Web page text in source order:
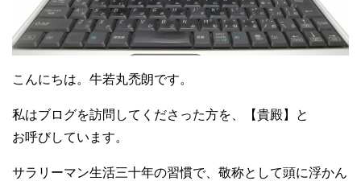
こんにちは。牛若丸禿朗です。
私はブログを訪問してくださった方を、【貴殿】と
お呼びしています。
サラリーマン生活三十年の習慣で、敬称として頭に浮かん